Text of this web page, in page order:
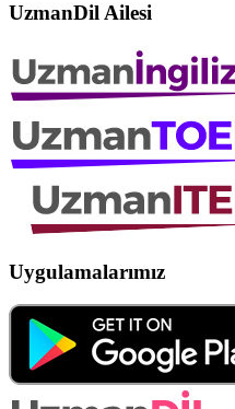
UzmanDil Ailesi
Uygulamalarımız